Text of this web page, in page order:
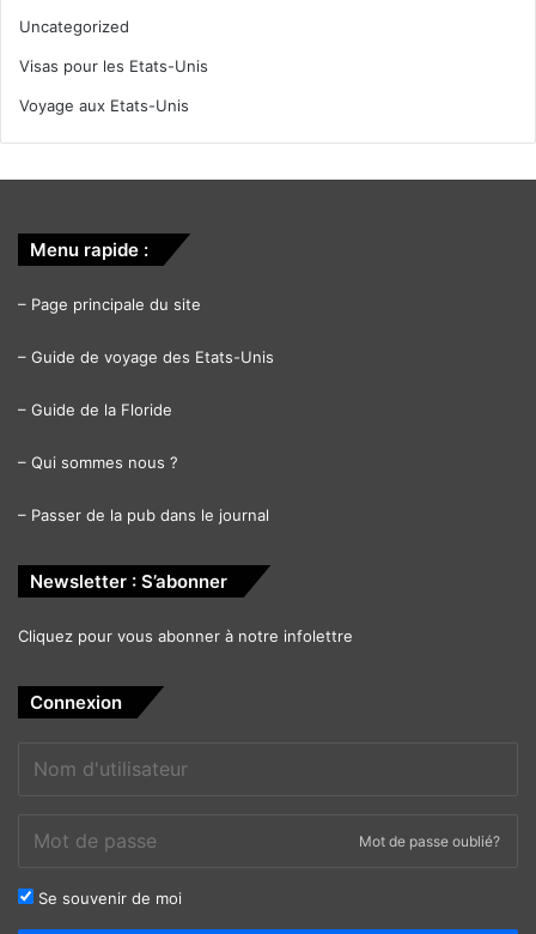
Uncategorized
Visas pour les Etats-Unis
Voyage aux Etats-Unis
Menu rapide :
– Page principale du site
– Guide de voyage des Etats-Unis
– Guide de la Floride
– Qui sommes nous ?
– Passer de la pub dans le journal
Newsletter : S’abonner
Cliquez pour vous abonner à notre infolettre
Connexion
Mot de passe oublié?
Se souvenir de moi